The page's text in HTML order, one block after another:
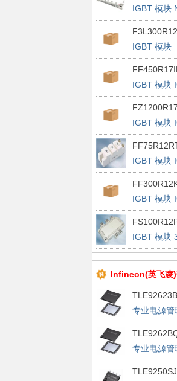
IGBT 模块
IGBT 模块
IGBT 模块
IGBT 模块
IGBT 模块
IGBT 模块
IGBT 模块
Infineon(英飞凌)
专业电源管
ICS
专业电源管
ICS